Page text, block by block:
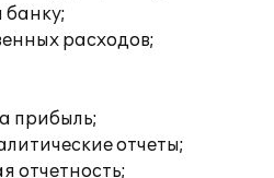
банку;
расходов;
прибыль;
отчеты;
отчетность;